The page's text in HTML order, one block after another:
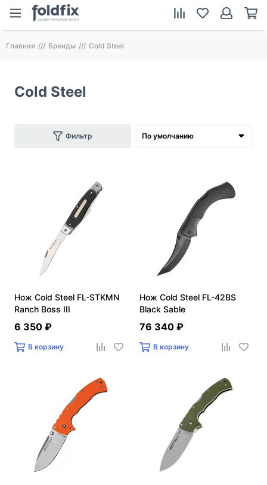
Главная Бренды Cold Steel
Cold Steel
Фильтр
Нож Cold Steel FL-STKMN
Ranch Boss III
6 350 ₽
В корзину
Нож Cold Steel FL-42BS
Black Sable
76 340 ₽
В корзину